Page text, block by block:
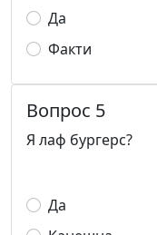
Да
Факти
Вопрос 5
Я лаф бургерс?
Да